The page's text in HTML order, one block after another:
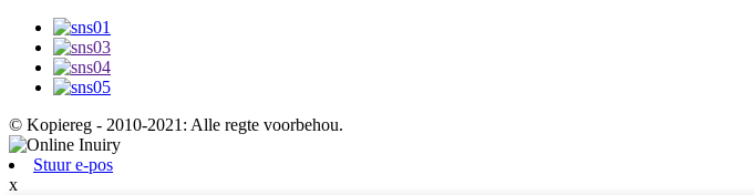
© Kopiereg - 2010-2021: Alle regte voorbehou.
Stuur e-pos
x